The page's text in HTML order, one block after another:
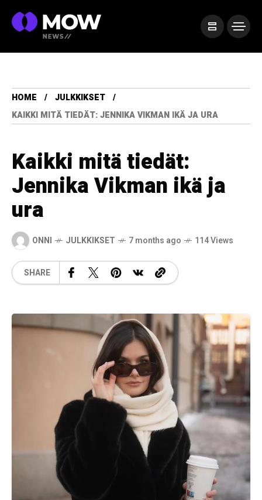
HOME
JULKKIKSET
KAIKKI MITÄ TIEDÄT: JENNIKA VIKMAN IKÄ JA URA
Kaikki mitä tiedät:
Jennika Vikman ikä ja
ura
ONNI JULKKIKSET 7 months ago 114 Views
SHARE